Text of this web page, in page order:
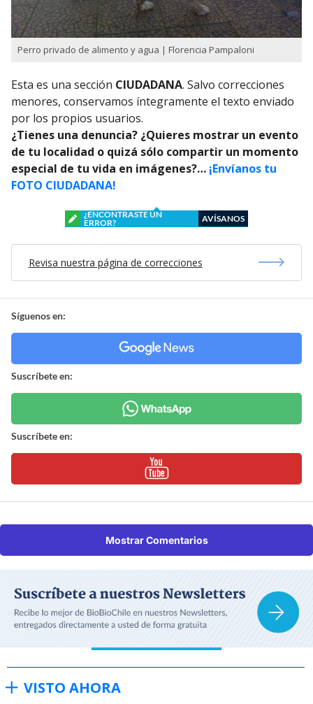
Perro privado de alimento y agua | Florencia Pampaloni
Esta es una sección CIUDADANA. Salvo correcciones
menores, conservamos íntegramente el texto enviado
por los propios usuarios.
¿Tienes una denuncia? ¿Quieres mostrar un evento
de tu localidad o quizá sólo compartir un momento
especial de tu vida en imágenes?… ¡Envíanos tu
FOTO CIUDADANA!
¿ENCONTRASTE UN
ERROR?
AVÍSANOS
Revisa nuestra página de correcciones
Síguenos en:
Suscríbete en:
Suscríbete en:
Mostrar Comentarios
VISTO AHORA